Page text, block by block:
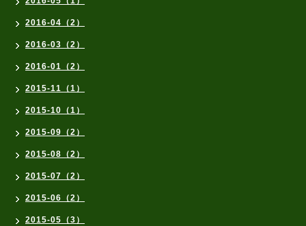
2016-04（2）
2016-03（2）
2016-01（2）
2015-11（1）
2015-10（1）
2015-09（2）
2015-08（2）
2015-07（2）
2015-06（2）
2015-05（3）